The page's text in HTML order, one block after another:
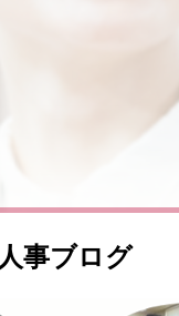
人事ブログ